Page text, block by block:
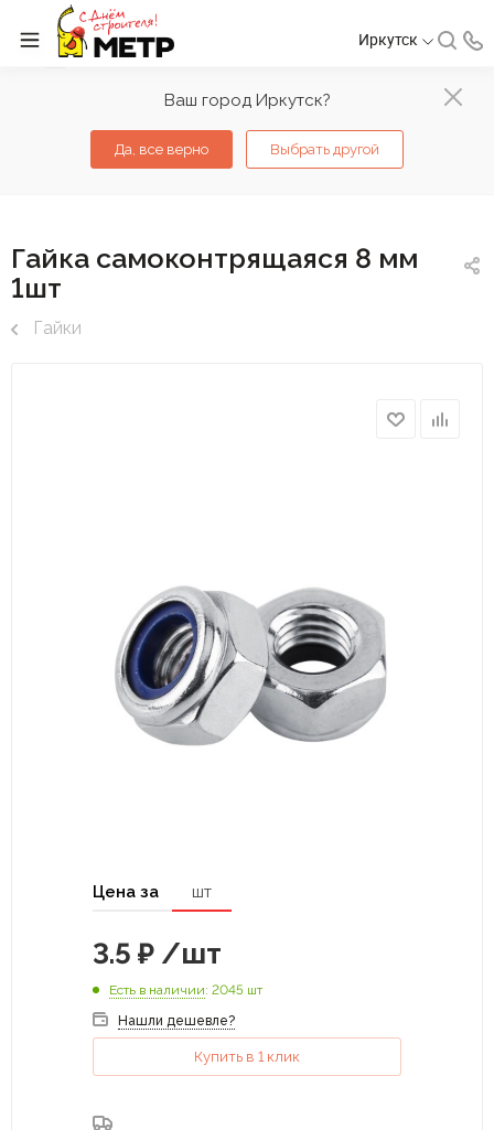
Ваш город Иркутск?
Да, все верно Выбрать другой
Иркутск
Гайка самоконтрящаяся 8 мм
1шт
Гайки
Цена за шт
3.5 ₽ /шт
Есть в наличии: 2045 шт
Нашли дешевле?
Купить в 1 клик